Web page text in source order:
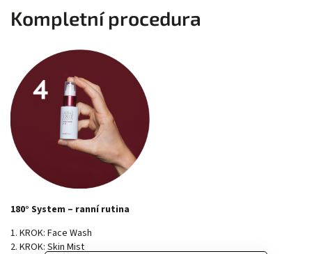
Kompletní procedura
180° System – ranní rutina
1. KROK: Face Wash
2. KROK: Skin Mist